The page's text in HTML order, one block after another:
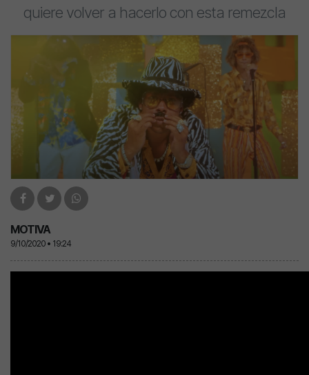
quiere volver a hacerlo con esta remezcla
MOTIVA
9/10/2020 • 19:24